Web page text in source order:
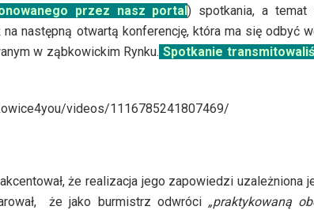
przez nasz portal) spotkania, a temat
na następną otwartą konferencję, która ma się odbyć
w ząbkowickim Rynku. Spotkanie
videos/1116785241807469/
że realizacja jego zapowiedzi uzależniona
że jako burmistrz odwróci „praktykowaną